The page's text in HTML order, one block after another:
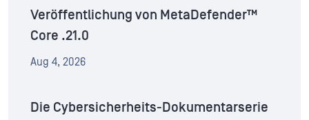
Veröffentlichung von MetaDefender™
Core .21.0
Aug 4, 2026
Die Cybersicherheits-Dokumentarserie